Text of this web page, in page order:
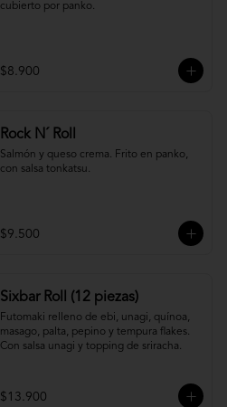
cubierto por panko.
$8.900
Rock N´ Roll
Salmón y queso crema. Frito en panko,
con salsa tonkatsu.
$9.500
Sixbar Roll (12 piezas)
Futomaki relleno de ebi, unagi, quínoa,
masago, palta, pepino y tempura flakes.
Con salsa unagi y topping de sriracha.
$13.900